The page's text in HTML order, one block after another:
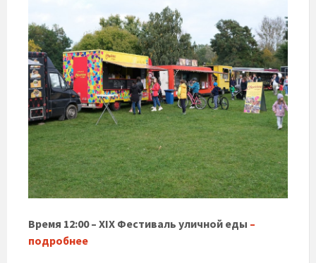
Время 12:00 – XIX Фестиваль уличной еды –
подробнее